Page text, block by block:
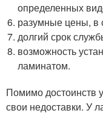
определенных
разумные цены, в
долгий срок
возможность
ламинатом.
Помимо достоинств
свои недоставки. У